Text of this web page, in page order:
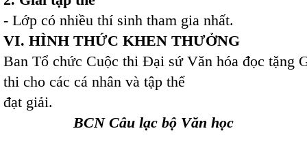
- Lớp có nhiều thí sinh tham gia nhất.
VI. HÌNH THỨC KHEN THƯỞNG
Ban Tổ chức Cuộc thi Đại sứ Văn hóa đọc tặng
thi cho các cá nhân và tập thể
đạt giải.
BCN Câu lạc bộ Văn học